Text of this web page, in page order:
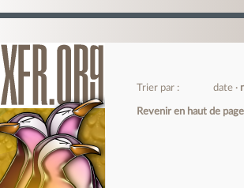
Trier par : date
Revenir en haut de page